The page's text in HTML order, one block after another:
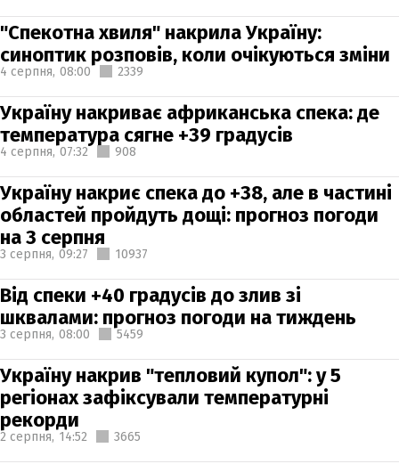
"Спекотна хвиля" накрила Україну:
синоптик розповів, коли очікуються зміни
4 серпня, 08:00 2339
Україну накриває африканська спека: де
температура сягне +39 градусів
4 серпня, 07:32 908
Україну накриє спека до +38, але в частині
областей пройдуть дощі: прогноз погоди
на 3 серпня
3 серпня, 09:27 10937
Від спеки +40 градусів до злив зі
шквалами: прогноз погоди на тиждень
3 серпня, 08:00 5459
Україну накрив "тепловий купол": у 5
регіонах зафіксували температурні
рекорди
2 серпня, 14:52 3665